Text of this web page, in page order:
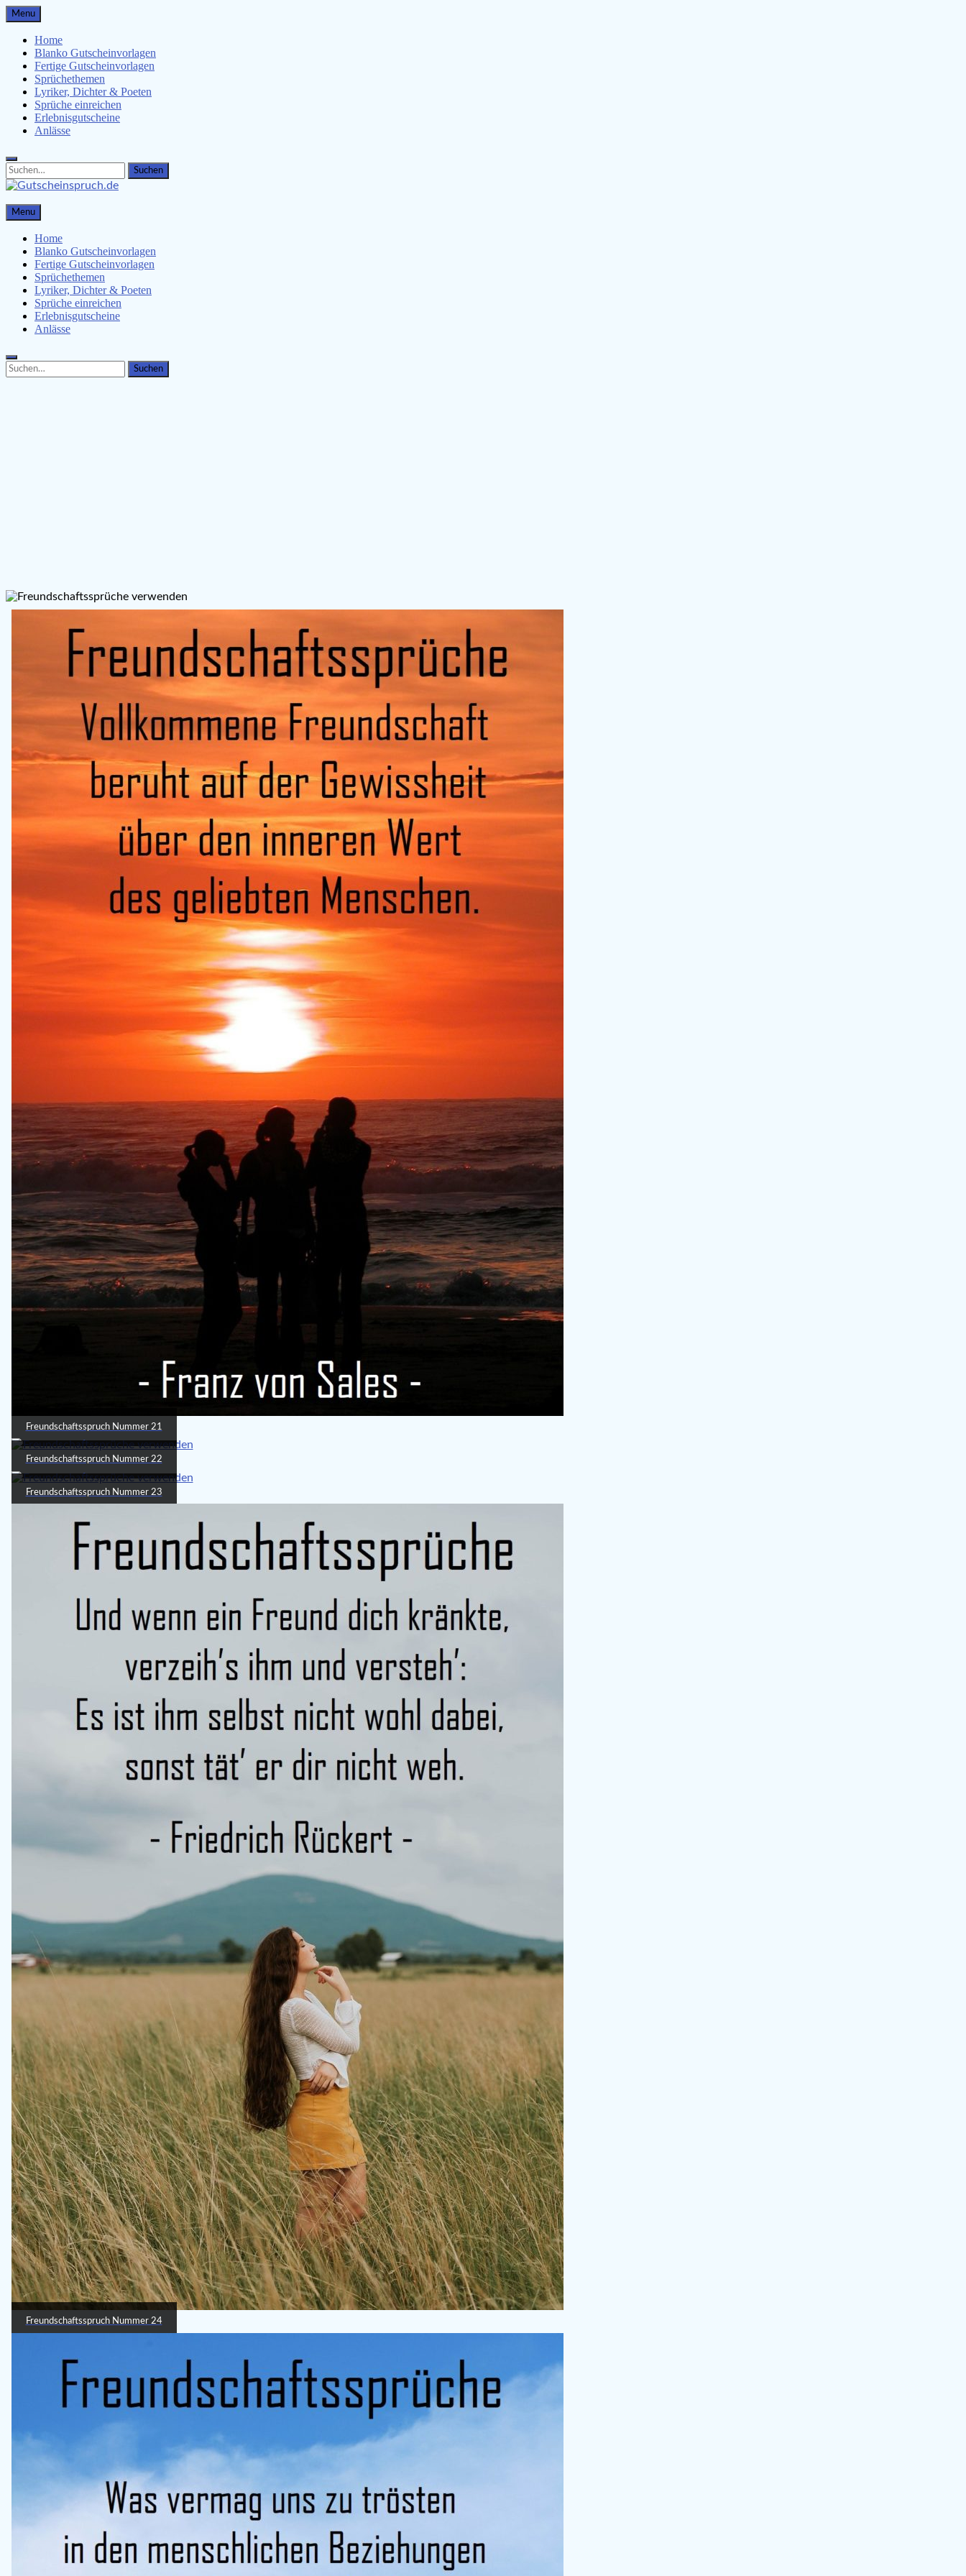
Skip
to
content
Menu
Home
Blanko Gutscheinvorlagen
Fertige Gutscheinvorlagen
Sprüchethemen
Lyriker, Dichter & Poeten
Sprüche einreichen
Erlebnisgutscheine
Anlässe
Search
for:
Search
Gutscheinspruch.de
Gutscheinsprüche & Gutscheinvorlagen finden
Menu
Home
Blanko Gutscheinvorlagen
Fertige Gutscheinvorlagen
Sprüchethemen
Lyriker, Dichter & Poeten
Sprüche einreichen
Erlebnisgutscheine
Anlässe
Search
for:
Search
Freundschaftsspruch Nummer 21
Freundschaftsspruch Nummer 22
Freundschaftsspruch Nummer 23
Freundschaftsspruch Nummer 24